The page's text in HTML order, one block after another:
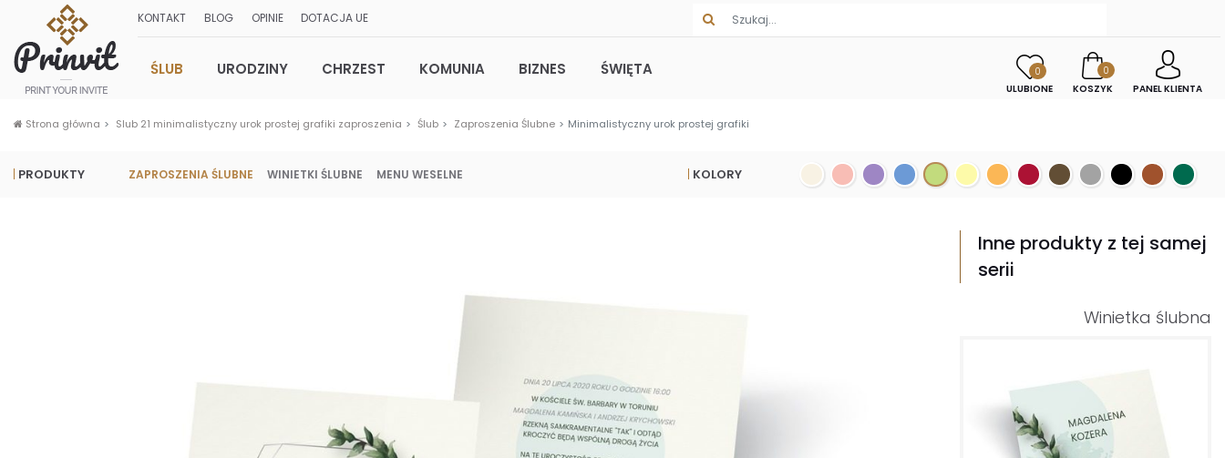
KONTAKT BLOG OPINIE DOTACJA UE
ŚLUB URODZINY CHRZEST KOMUNIA BIZNES ŚWIĘTA
0
ULUBIONE
0
KOSZYK
PANEL KLIENTA
Strona główna Slub 21 minimalistyczny urok prostej grafiki zaproszenia Ślub Zaproszenia Ślubne Minimalistyczny urok prostej grafiki
PRODUKTY ZAPROSZENIA ŚLUBNE WINIETKI ŚLUBNE MENU WESELNE KOLORY
Inne produkty z tej samej
serii
Winietka ślubna